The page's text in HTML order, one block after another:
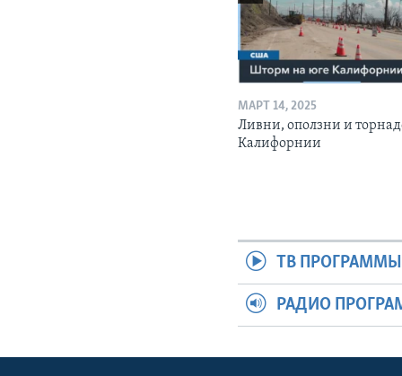
МАРТ 14, 2025
Ливни, оползни и
Калифорнии
ТВ ПРОГРАММЫ
РАДИО